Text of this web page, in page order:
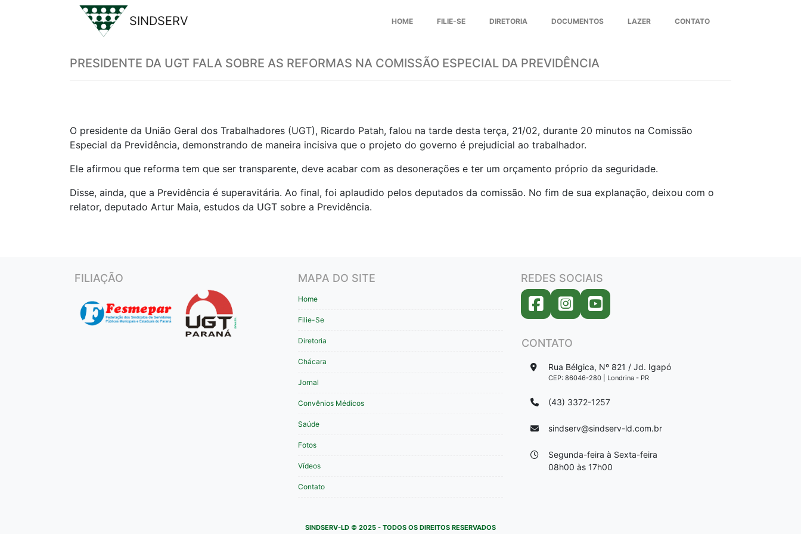
SINDSERV HOME FILIE-SE DIRETORIA DOCUMENTOS LAZER CONTATO
PRESIDENTE DA UGT FALA SOBRE AS REFORMAS NA COMISSÃO ESPECIAL DA PREVIDÊNCIA
O presidente da União Geral dos Trabalhadores (UGT), Ricardo Patah, falou na tarde desta terça, 21/02, durante 20 minutos na Comissão
Especial da Previdência, demonstrando de maneira incisiva que o projeto do governo é prejudicial ao trabalhador.
Ele afirmou que reforma tem que ser transparente, deve acabar com as desonerações e ter um orçamento próprio da seguridade.
Disse, ainda, que a Previdência é superavitária. Ao final, foi aplaudido pelos deputados da comissão. No fim de sua explanação, deixou com o
relator, deputado Artur Maia, estudos da UGT sobre a Previdência.
FILIAÇÃO MAPA DO SITE
Home
Filie-Se
Diretoria
Chácara
Jornal
Convênios Médicos
Saúde
Fotos
Vídeos
Contato
REDES SOCIAIS
CONTATO
Rua Bélgica, Nº 821 / Jd. Igapó
CEP: 86046-280 | Londrina - PR
(43) 3372-1257
sindserv@sindserv-ld.com.br
Segunda-feira à Sexta-feira
08h00 às 17h00
SINDSERV-LD © 2025 - TODOS OS DIREITOS RESERVADOS